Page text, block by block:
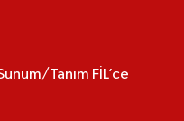
Tanım FİL’ce